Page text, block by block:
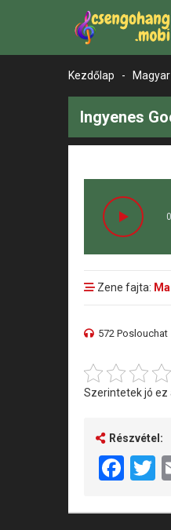
Kezdőlap -
Ingyenes
Zene fajta:
572 Poslouchat
Szerintetek jó ez
Részvétel: